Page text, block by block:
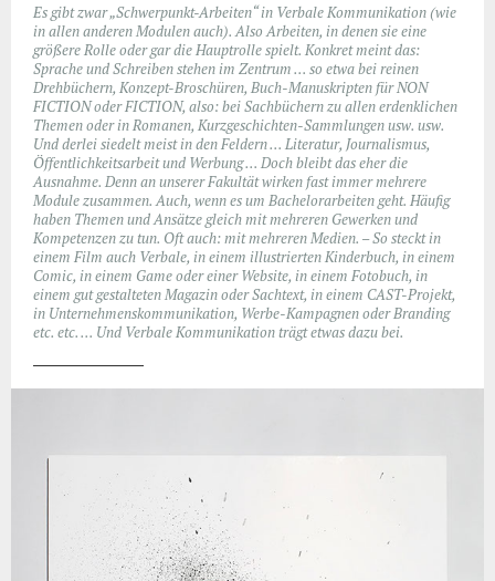
Es gibt zwar „Schwerpunkt-Arbeiten“ in Verbale Kommunikation (wie
in allen anderen Modulen auch). Also Arbeiten, in denen sie eine
größere Rolle oder gar die Hauptrolle spielt. Konkret meint das:
Sprache und Schreiben stehen im Zentrum … so etwa bei reinen
Drehbüchern, Konzept-Broschüren, Buch-Manuskripten für NON
FICTION oder FICTION, also: bei Sachbüchern zu allen erdenklichen
Themen oder in Romanen, Kurzgeschichten-Sammlungen usw. usw.
Und derlei siedelt meist in den Feldern … Literatur, Journalismus,
Öffentlichkeitsarbeit und Werbung … Doch bleibt das eher die
Ausnahme. Denn an unserer Fakultät wirken fast immer mehrere
Module zusammen. Auch, wenn es um Bachelorarbeiten geht. Häufig
haben Themen und Ansätze gleich mit mehreren Gewerken und
Kompetenzen zu tun. Oft auch: mit mehreren Medien. – So steckt in
einem Film auch Verbale, in einem illustrierten Kinderbuch, in einem
Comic, in einem Game oder einer Website, in einem Fotobuch, in
einem gut gestalteten Magazin oder Sachtext, in einem CAST-Projekt,
in Unternehmenskommunikation, Werbe-Kampagnen oder Branding
etc. etc. … Und Verbale Kommunikation trägt etwas dazu bei.